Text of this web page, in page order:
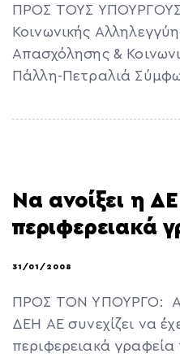
ΠΡΟΣ ΤΟΥΣ
Κοινωνικής
Απασχόλησης &
Πάλλη-Πετραλιά
Να ανοίξει η
περιφερειακά
31/01/2008
ΠΡΟΣ ΤΟΝ ΥΠΟΥΡΓΟ:
ΔΕΗ ΑΕ συνεχίζει να
περιφερειακά